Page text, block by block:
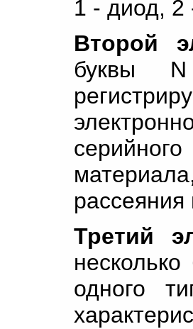
1 - диод, 2
Второй
буквы
Третий
одного